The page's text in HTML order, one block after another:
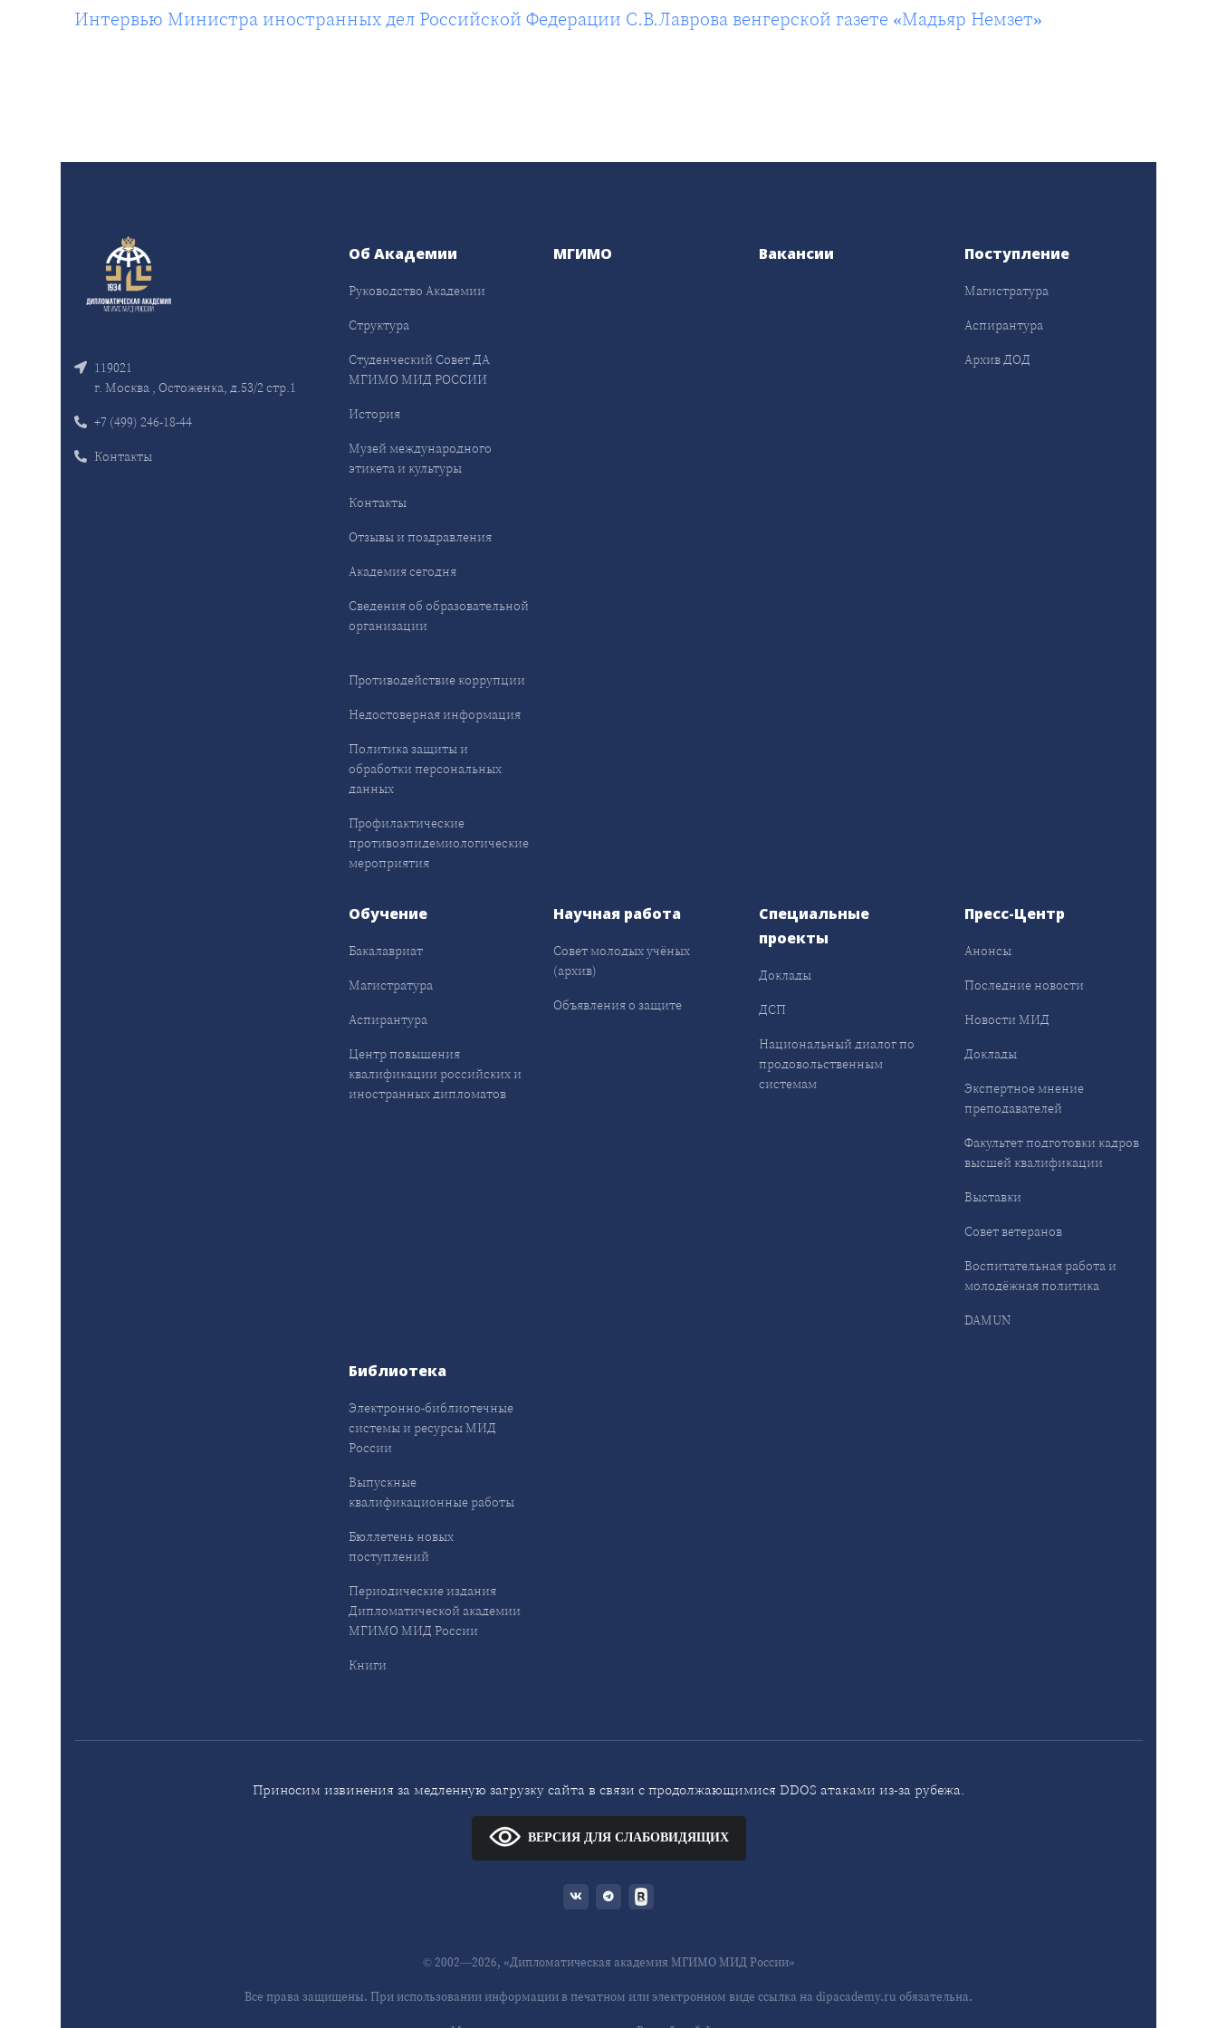
Интервью Министра иностранных дел Российской Федерации С.В.Лаврова венгерской газете «Мадьяр Немзет»
119021
г. Москва , Остоженка, д.53/2 стр.1
+7 (499) 246-18-44
Контакты
Об Академии
Руководство Академии
Структура
Студенческий Совет ДА
МГИМО МИД РОССИИ
История
Музей международного
этикета и культуры
Контакты
Отзывы и поздравления
Академия сегодня
Сведения об образовательной
организации
Противодействие коррупции
Недостоверная информация
Политика защиты и
обработки персональных
данных
Профилактические
противоэпидемиологические
мероприятия
МГИМО Вакансии Поступление
Магистратура
Аспирантура
Архив ДОД
Обучение
Бакалавриат
Магистратура
Аспирантура
Центр повышения
квалификации российских и
иностранных дипломатов
Научная работа
Совет молодых учёных
(архив)
Объявления о защите
Специальные
проекты
Доклады
ДСП
Национальный диалог по
продовольственным
системам
Пресс-Центр
Анонсы
Последние новости
Новости МИД
Доклады
Экспертное мнение
преподавателей
Факультет подготовки кадров
высшей квалификации
Выставки
Совет ветеранов
Воспитательная работа и
молодёжная политика
DAMUN
Библиотека
Электронно-библиотечные
системы и ресурсы МИД
России
Выпускные
квалификационные работы
Бюллетень новых
поступлений
Периодические издания
Дипломатической академии
МГИМО МИД России
Книги
Приносим извинения за медленную загрузку сайта в связи с продолжающимися DDOS атаками из-за рубежа.
ВЕРСИЯ ДЛЯ СЛАБОВИДЯЩИХ
© 2002—2026, «Дипломатическая академия МГИМО МИД России»
Все права защищены. При использовании информации в печатном или электронном виде ссылка на dipacademy.ru обязательна.